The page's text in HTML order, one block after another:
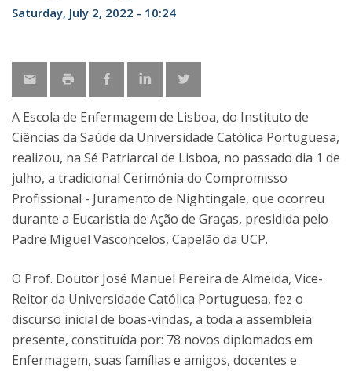
Saturday, July 2, 2022 - 10:24
A Escola de Enfermagem de Lisboa, do Instituto de
Ciências da Saúde da Universidade Católica Portuguesa,
realizou, na Sé Patriarcal de Lisboa, no passado dia 1 de
julho, a tradicional Cerimónia do Compromisso
Profissional - Juramento de Nightingale, que ocorreu
durante a Eucaristia de Ação de Graças, presidida pelo
Padre Miguel Vasconcelos, Capelão da UCP.
O Prof. Doutor José Manuel Pereira de Almeida, Vice-
Reitor da Universidade Católica Portuguesa, fez o
discurso inicial de boas-vindas, a toda a assembleia
presente, constituída por: 78 novos diplomados em
Enfermagem, suas famílias e amigos, docentes e